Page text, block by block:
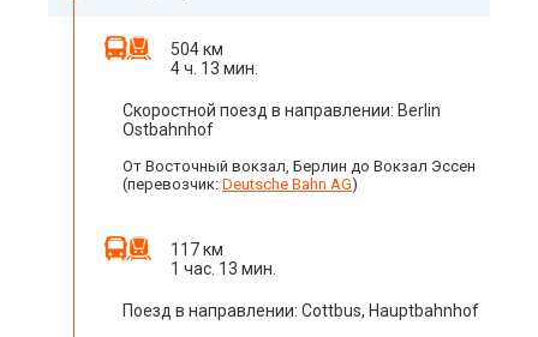
504 км
4 ч. 13 мин.
Скоростной поезд в направлении: Berlin
Ostbahnhof
От Восточный вокзал, Берлин до Вокзал Эссен
(перевозчик: Deutsche Bahn AG)
117 км
1 час. 13 мин.
Поезд в направлении: Cottbus, Hauptbahnhof